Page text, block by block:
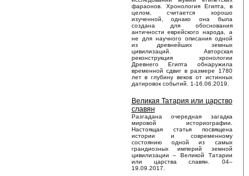
фараонов. Хронология Египта, в
целом, считается хорошо
изученной, однако она была
создана для обоснования
античности еврейского народа, а
не для научного описания одной
из древнейших земных
цивилизаций. Авторская
реконструкция хронологии
Древнего Египта обнаружила
временной сдвиг в размере 1780
лет в глубину веков от истинных
датировок событий. 1-16.06.2019.
Великая Татария или царство
славян
Разгадана очередная загадка
мировой историографии.
Настоящая статья посвящена
истории и современному
состоянию одной из самых
грандиозных империй земной
цивилизации – Великой Татарии
или царства славян. 04–
19.09.2017.